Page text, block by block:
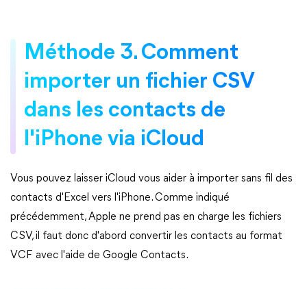
Méthode 3. Comment
importer un fichier CSV
dans les contacts de
l'iPhone via iCloud
Vous pouvez laisser iCloud vous aider à importer sans fil des
contacts d'Excel vers l'iPhone. Comme indiqué
précédemment, Apple ne prend pas en charge les fichiers
CSV, il faut donc d'abord convertir les contacts au format
VCF avec l'aide de Google Contacts.